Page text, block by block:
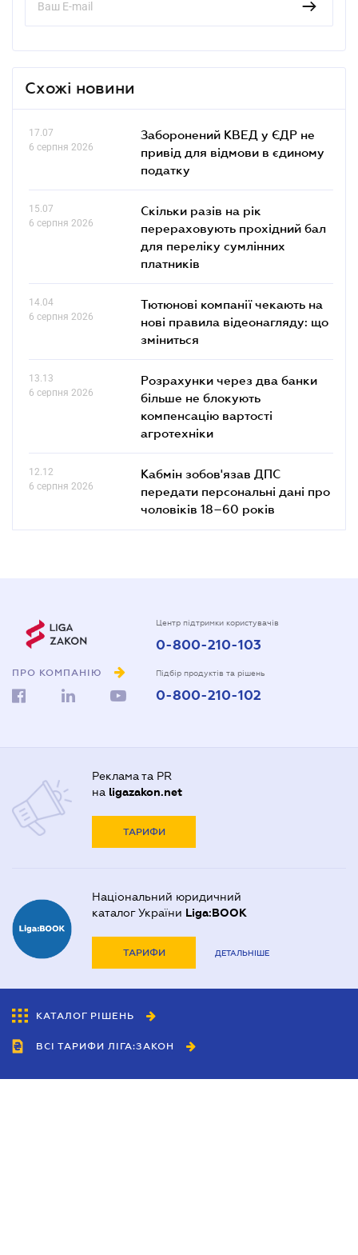
Схожі новини
17.07
6 серпня 2026
Заборонений КВЕД у ЄДР не
привід для відмови в єдиному
податку
15.07
6 серпня 2026
Скільки разів на рік
перераховують прохідний бал
для переліку сумлінних
платників
14.04
6 серпня 2026
Тютюнові компанії чекають на
нові правила відеонагляду: що
зміниться
13.13
6 серпня 2026
Розрахунки через два банки
більше не блокують
компенсацію вартості
агротехніки
12.12
6 серпня 2026
Кабмін зобов'язав ДПС
передати персональні дані про
чоловіків 18–60 років
ПРО КОМПАНІЮ
Центр підтримки користувачів
0-800-210-103
Підбір продуктів та рішень
0-800-210-102
Реклама та PR
на ligazakon.net
ТАРИФИ
Національний юридичний
каталог України Liga:BOOK
ТАРИФИ ДЕТАЛЬНІШЕ
КАТАЛОГ РІШЕНЬ
ВСІ ТАРИФИ ЛІГА:ЗАКОН